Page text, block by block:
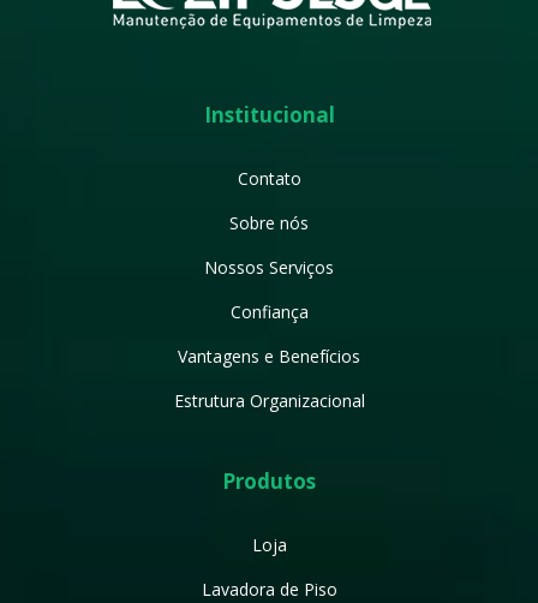
Institucional
Contato
Sobre nós
Nossos Serviços
Confiança
Vantagens e Benefícios
Estrutura Organizacional
Produtos
Loja
Lavadora de Piso